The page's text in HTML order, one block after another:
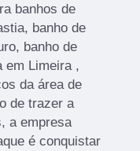
banhos de
banho de
banho de
em Limeira ,
da área de
de trazer a
a empresa
é conquistar